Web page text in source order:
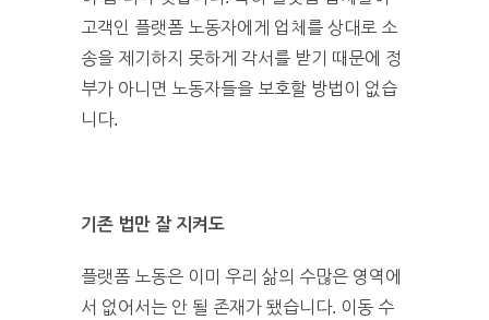
고객인 플랫폼 노동자에게 업체를 상대로 소
송을 제기하지 못하게 각서를 받기 때문에 정
부가 아니면 노동자들을 보호할 방법이 없습
니다.
기존 법만 잘 지켜도
플랫폼 노동은 이미 우리 삶의 수많은 영역에
서 없어서는 안 될 존재가 됐습니다. 이동 수